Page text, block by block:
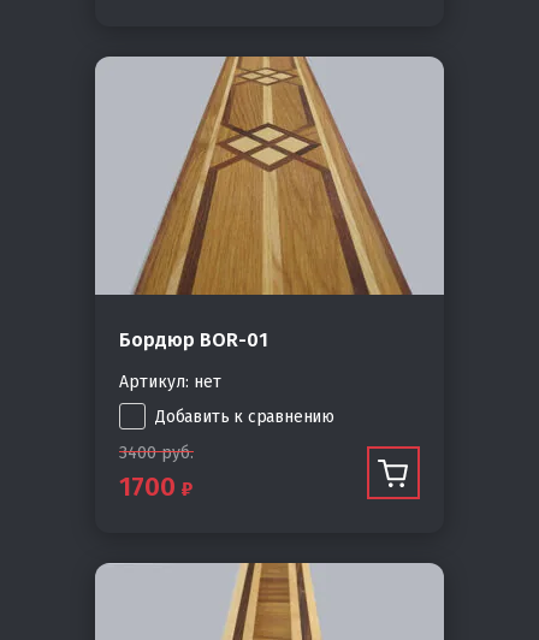
Бордюр BOR-01
Артикул: нет
Добавить к сравнению
3400руб.
1700